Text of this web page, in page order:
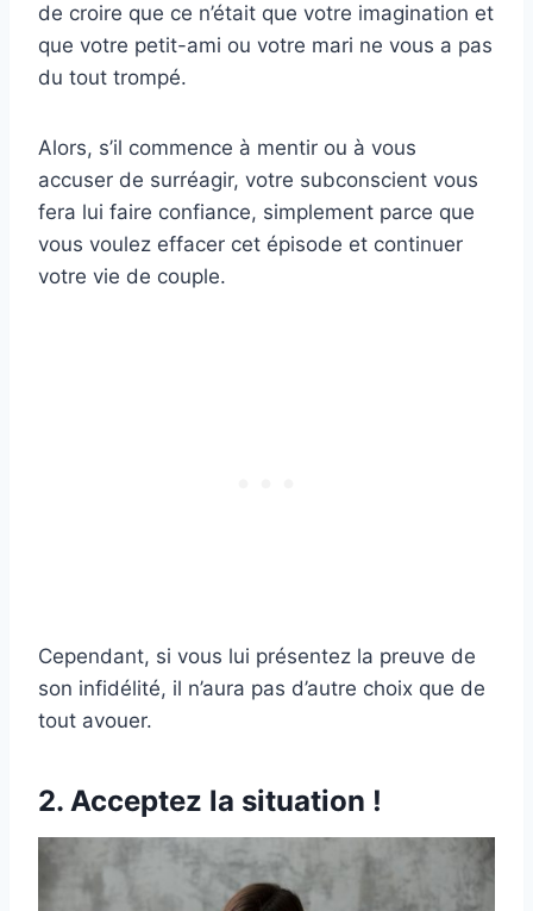
de croire que ce n’était que votre imagination et
que votre petit-ami ou votre mari ne vous a pas
du tout trompé.
Alors, s’il commence à mentir ou à vous
accuser de surréagir, votre subconscient vous
fera lui faire confiance, simplement parce que
vous voulez effacer cet épisode et continuer
votre vie de couple.
Cependant, si vous lui présentez la preuve de
son infidélité, il n’aura pas d’autre choix que de
tout avouer.
2. Acceptez la situation !